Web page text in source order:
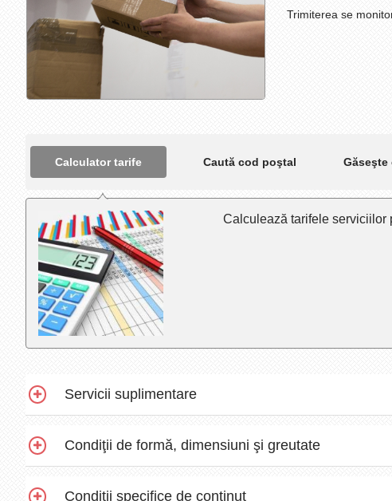
Trimiterea se
Calculator tarife Caută cod poştal
Calculează tarifele serviciilor
Servicii suplimentare
Condiţii de formă, dimensiuni şi greutate
Condiţii specifice de conţinut